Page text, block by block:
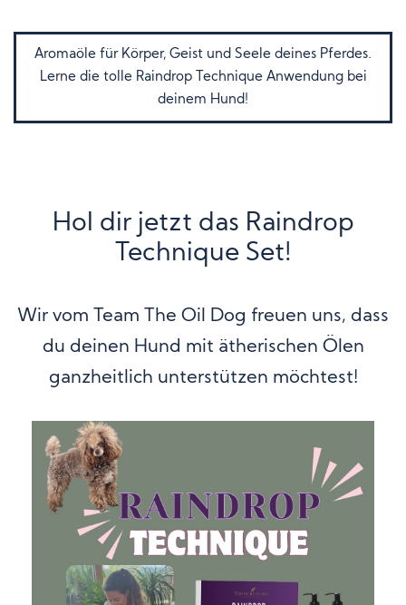
Aromaöle für Körper, Geist und Seele deines Pferdes.
Lerne die tolle Raindrop Technique Anwendung bei
deinem Hund!
Hol dir jetzt das Raindrop
Technique Set!
Wir vom Team The Oil Dog freuen uns, dass
du deinen Hund mit ätherischen Ölen
ganzheitlich unterstützen möchtest!